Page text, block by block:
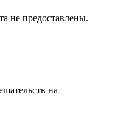
не предоставлены.
на